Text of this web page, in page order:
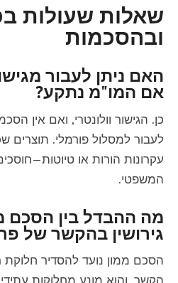
שאלות שעולות
ובהסכמות
האם ניתן לעבור
אם המו"מ נתקע?
כן. הגישור וולונטרי, ואם אין
לעבור למסלול פורמלי. תוצרים
עקרונות הורות או
המשפטי.
מה ההבדל בין הסכם
גירושין בהקשר של
הסכם ממון נועד להסדיר חלוקת